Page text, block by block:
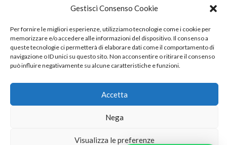
Gestisci Consenso Cookie
Per fornire le migliori esperienze, utilizziamo tecnologie come i cookie per
memorizzare e/o accedere alle informazioni del dispositivo. Il consenso a
queste tecnologie ci permetterà di elaborare dati come il comportamento di
navigazione o ID unici su questo sito. Non acconsentire o ritirare il consenso
può influire negativamente su alcune caratteristiche e funzioni.
Accetta
Nega
Visualizza le preferenze
Phone Crash - riparazione iphone pisa smartphone computer
e gopro
Phone Crash - riparazione iphone pisa smartphone cellulari computer